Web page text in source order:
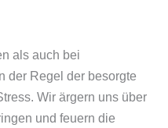
als auch bei
der Regel der besorgte
Wir ärgern uns über
und feuern die